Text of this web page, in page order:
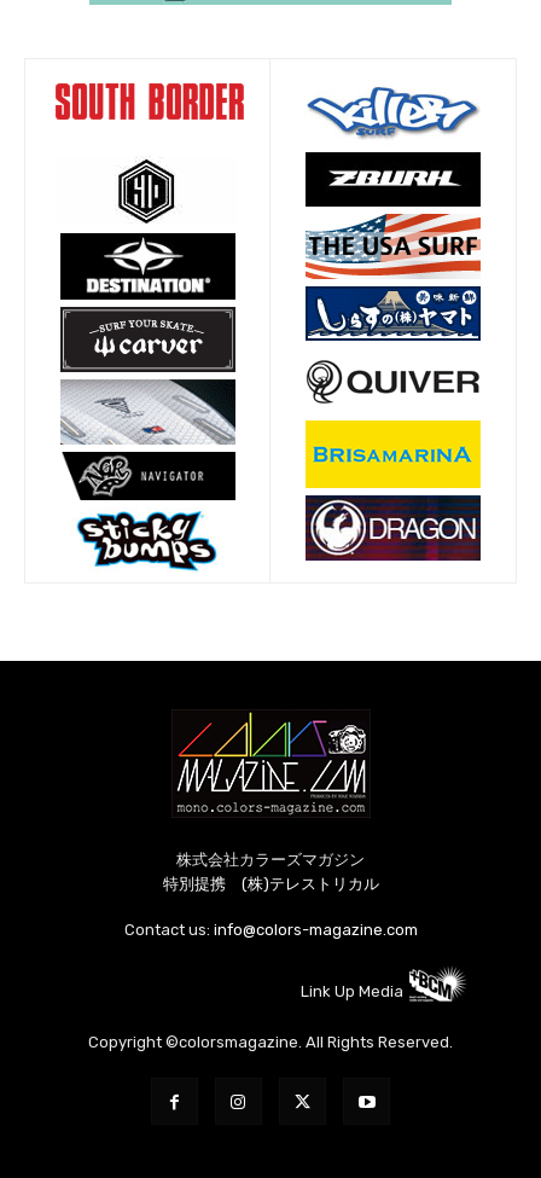
株式会社カラーズマガジン
特別提携 (株)テレストリカル
Contact us: info@colors-magazine.com
Link Up Media
Copyright ©colorsmagazine. All Rights Reserved.